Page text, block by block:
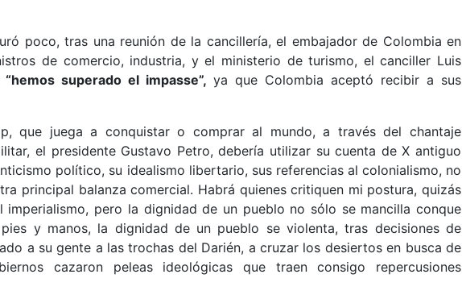
poco, tras una reunión de la cancillería, el embajador de Colombia en
de comercio, industria, y el ministerio de turismo, el canciller Luis
“hemos superado el impasse”, ya que Colombia aceptó recibir a sus
que juega a conquistar o comprar al mundo, a través del chantaje
el presidente Gustavo Petro, debería utilizar su cuenta de X antiguo
político, su idealismo libertario, sus referencias al colonialismo, no
principal balanza comercial. Habrá quienes critiquen mi postura, quizás
imperialismo, pero la dignidad de un pueblo no sólo se mancilla conque
y manos, la dignidad de un pueblo se violenta, tras decisiones de
a su gente a las trochas del Darién, a cruzar los desiertos en busca de
cazaron peleas ideológicas que traen consigo repercusiones